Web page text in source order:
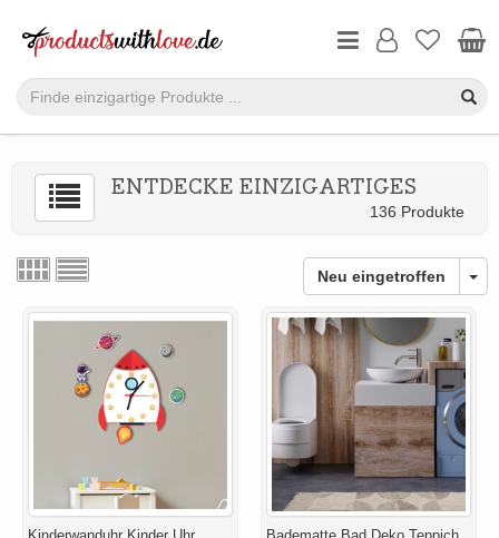
ENTDECKE EINZIGARTIGES
136 Produkte
Neu eingetroffen